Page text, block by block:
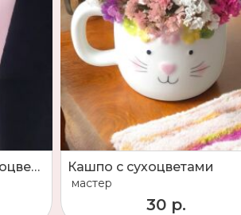
Стильный букет из сухоцветов Кашпо с сухоцветами
мастер
30 р.